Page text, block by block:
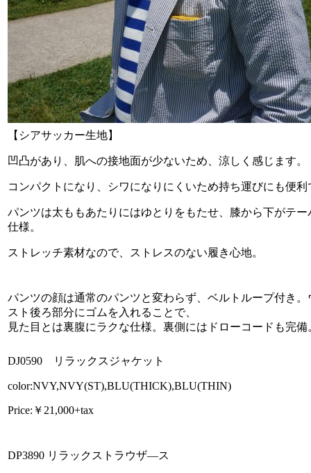
【シアサッカー生地】
凹凸があり、肌への接地面が少ないため、涼しく感じます。
コンパクトになり、シワになりにくいため持ち運びにも便利
パンツは太ももあたりにはゆとりをもたせ、膝から下がテー
仕様。
ストレッチ素材なので、ストレスのない履き心地。
パンツの顔は通常のパンツと変わらず、ベルトループ付き。
スト後ろ部分にゴムを入れることで、
見た目とは裏腹にラクな仕様。裏側にはドローコードも完備
DJ0590 リラックスジャケット
color:NVY,NVY(ST),BLU(THICK),BLU(THIN)
Price:￥21,000+tax
DP3890 リラックストラウザ―ス